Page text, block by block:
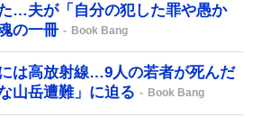
…夫が「自分の犯した罪や愚か
の一冊
Book Bang
は高放射線…9人の若者が死んだ
山岳遭難」に迫る
Book Bang